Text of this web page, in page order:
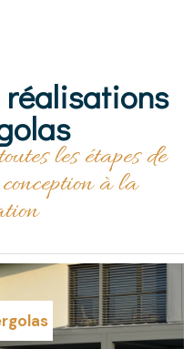
réalisations
les étapes de
à la